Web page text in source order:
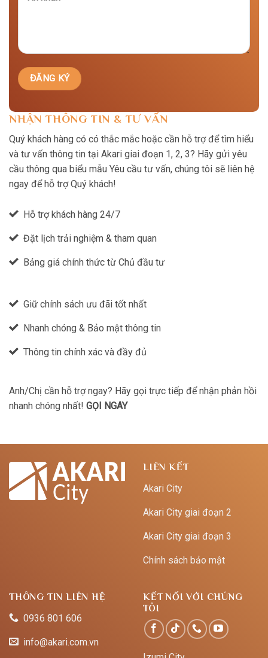
NHẬN THÔNG TIN & TƯ VẤN
Quý khách hàng có có thắc mắc hoặc cần hỗ trợ để tìm hiểu
và tư vấn thông tin tại Akari giai đoạn 1, 2, 3? Hãy gửi yêu
cầu thông qua biểu mẫu Yêu cầu tư vấn, chúng tôi sẽ liên hệ
ngay để hỗ trợ Quý khách!
Hỗ trợ khách hàng 24/7
Đặt lịch trải nghiệm & tham quan
Bảng giá chính thức từ Chủ đầu tư
Giữ chính sách ưu đãi tốt nhất
Nhanh chóng & Bảo mật thông tin
Thông tin chính xác và đầy đủ
Anh/Chị cần hỗ trợ ngay? Hãy gọi trực tiếp để nhận phản hồi
nhanh chóng nhất! GỌI NGAY
LIÊN KẾT
Akari City
Akari City giai đoạn 2
Akari City giai đoạn 3
Chính sách bảo mật
THÔNG TIN LIÊN HỆ
0936 801 606
info@akari.com.vn
KẾT NỐI VỚI CHÚNG
TÔI